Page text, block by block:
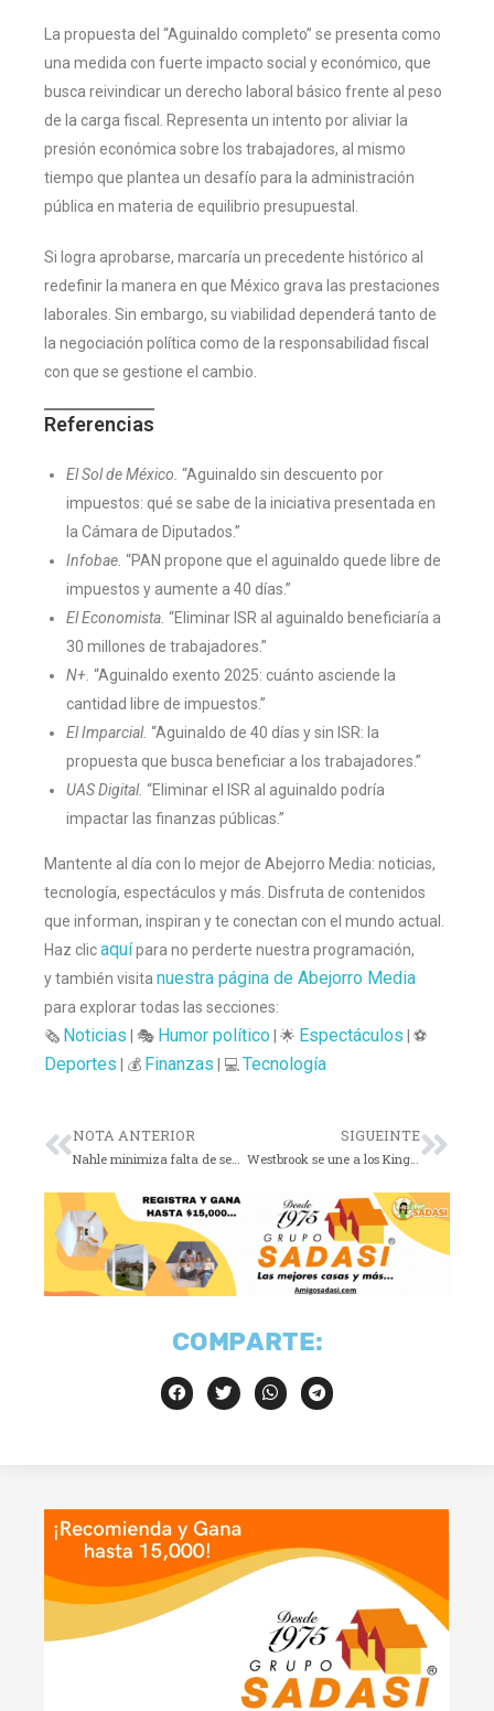
La propuesta del “Aguinaldo completo” se presenta como
una medida con fuerte impacto social y económico, que
busca reivindicar un derecho laboral básico frente al peso
de la carga fiscal. Representa un intento por aliviar la
presión económica sobre los trabajadores, al mismo
tiempo que plantea un desafío para la administración
pública en materia de equilibrio presupuestal.
Si logra aprobarse, marcaría un precedente histórico al
redefinir la manera en que México grava las prestaciones
laborales. Sin embargo, su viabilidad dependerá tanto de
la negociación política como de la responsabilidad fiscal
con que se gestione el cambio.
Referencias
El Sol de México. “Aguinaldo sin descuento por
impuestos: qué se sabe de la iniciativa presentada en
la Cámara de Diputados.”
Infobae. “PAN propone que el aguinaldo quede libre de
impuestos y aumente a 40 días.”
El Economista. “Eliminar ISR al aguinaldo beneficiaría a
30 millones de trabajadores.”
N+. “Aguinaldo exento 2025: cuánto asciende la
cantidad libre de impuestos.”
El Imparcial. “Aguinaldo de 40 días y sin ISR: la
propuesta que busca beneficiar a los trabajadores.”
UAS Digital. “Eliminar el ISR al aguinaldo podría
impactar las finanzas públicas.”
Mantente al día con lo mejor de Abejorro Media: noticias,
tecnología, espectáculos y más. Disfruta de contenidos
que informan, inspiran y te conectan con el mundo actual.
Haz clicaquípara no perderte nuestra programación,
y también visita nuestra página de Abejorro Media
para explorar todas las secciones:
🗞️ Noticias | 🎭 Humor político| 🌟 Espectáculos | ⚽
Deportes | 💰 Finanzas | 💻 Tecnología
NOTA ANTERIOR SIGUEINTE
Westbrook se une a los Kings, ¡La NBA no está lista!
COMPARTE: